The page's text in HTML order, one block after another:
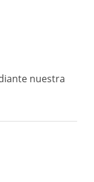
nuestra